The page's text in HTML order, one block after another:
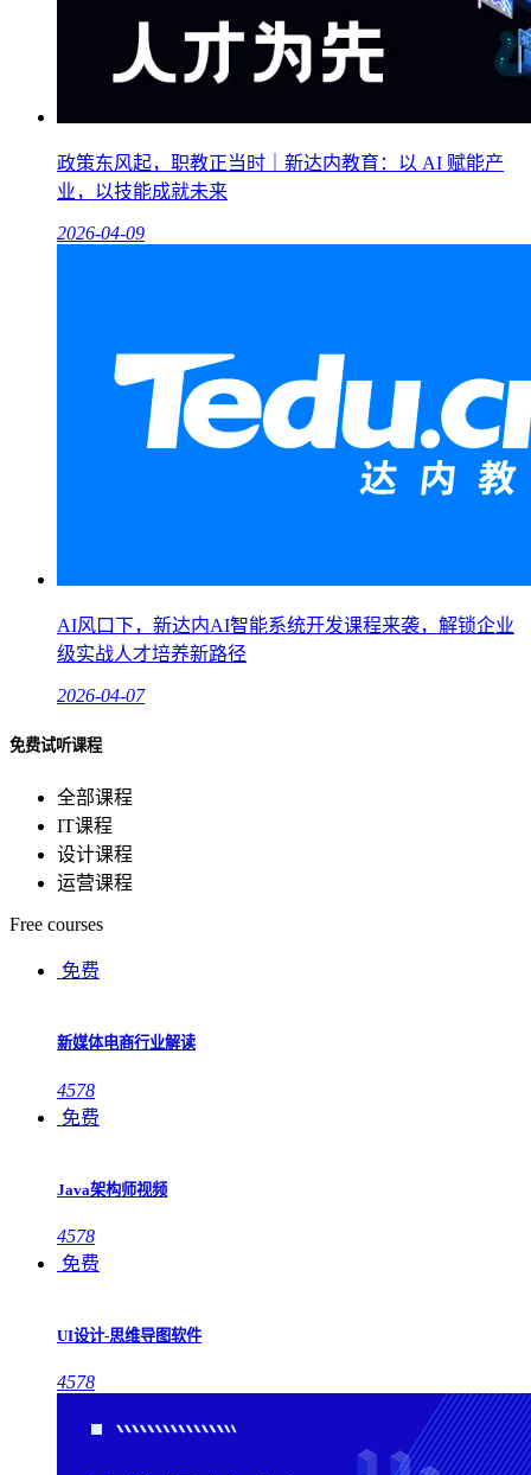
政策东风起，职教正当时｜新达内教育：以 AI 赋能产
业，以技能成就未来
2026-04-09
AI风口下，新达内AI智能系统开发课程来袭，解锁企业
级实战人才培养新路径
2026-04-07
免费试听课程
全部课程
IT课程
设计课程
运营课程
Free courses
免费
新媒体电商行业解读
4578
免费
Java架构师视频
4578
免费
UI设计-思维导图软件
4578